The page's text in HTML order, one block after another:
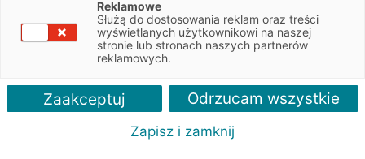
Ustawienia i regulaminy
Kontakt
Oddziały EFL
Reklamowe
Służą do dostosowania reklam oraz treści
wyświetlanych użytkownikowi na naszej
stronie lub stronach naszych partnerów
reklamowych.
Zaakceptuj Odrzucam wszystkie
Zapisz i zamknij